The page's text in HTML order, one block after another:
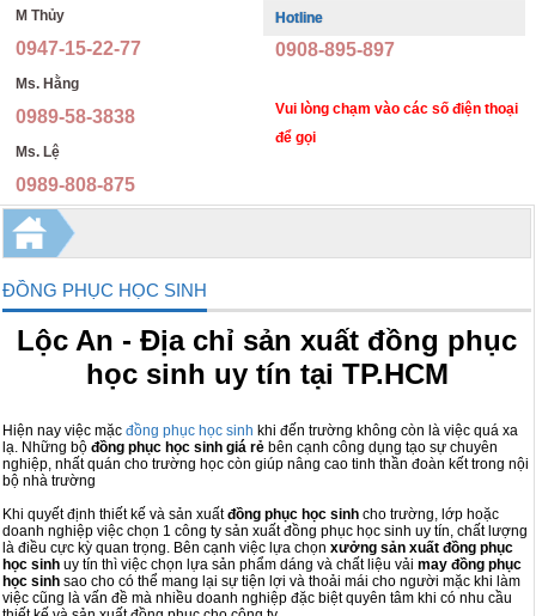
ĐỒNG PHỤC HỌC SINH
Lộc An - Địa chỉ sản xuất đồng phục
học sinh uy tín tại TP.HCM
Hiện nay việc mặc đồng phục học sinh khi đến trường không còn là việc quá xa
lạ. Những bộ đồng phục học sinh giá rẻ bên cạnh công dụng tạo sự chuyên
nghiệp, nhất quán cho trường học còn giúp nâng cao tinh thần đoàn kết trong nội
bộ nhà trường
Khi quyết định thiết kế và sản xuấtđồng phục học sinh cho trường, lớp hoặc
doanh nghiệp việc chọn 1 công ty sản xuất đồng phục học sinh uy tín, chất lượng
là điều cực kỳ quan trọng. Bên cạnh việc lựa chọn xưởng sản xuất đồng phục
học sinh uy tín thì việc chọn lựa sản phẩm dáng và chất liệu vải may đồng phục
học sinh sao cho có thể mang lại sự tiện lợi và thoải mái cho người mặc khi làm
việc cũng là vấn đề mà nhiều doanh nghiệp đặc biệt quyên tâm khi có nhu cầu
Đồng phục văn phòng
Đồng phục bảo vệ thông tư 08
Đồng phục y tế
Quần áo phòng dịch, y tế, phòng sạch
Đồng phục học sinh
Đồng phục nhà hàng, khách sạn, spa
Trang phục quân đội
Trang phục dân quân tự vệ
Trang phục bảo vệ an ninh
Đồng phục áo thun
Quần kaki thời trang
Áo gilê kỹ sư
Giày bảo hộ lao động
Giày bảo hộ nhập khẩu
Nón bảo hộ lao động
Ủng bảo hộ lao động
Kính bảo hộ lao động, mặt nạ hàn, kính hàn
Áo mưa cao cấp
Găng tay bảo hộ
Khẩu trang, mặt nạ chống độc
Hàng tặng phẩm
Ba lô túi xách
Thiết bị bảo hộ lao động khác
Dây đai an toàn, thang dây
Bình chữa cháy, cứu hỏa
M Thủy
0947-15-22-77
Ms. Hằng
0989-58-3838
Ms. Lệ
0989-808-875
Hotline
0908-895-897
Vui lòng chạm vào các số điện thoại
để gọi